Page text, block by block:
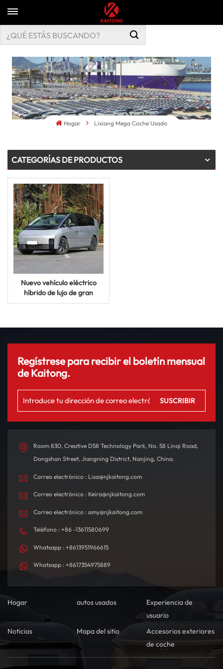
Hogar Lixiang Mega Coche Usado
CATEGORÍAS DE PRODUCTOS
Nuevo vehículo eléctrico
híbrido de lujo de gran
tamaño y autonomía
Regístrese para recibir el boletín mensual
de Kaitong.
Room 830, Creative D58 Technology Park, No. 58 Linqi Road,
Dongshan Street, Jiangning District, Nanjing, China.
Correo electrónico : Lisa@njkaitong.com
Correo electrónico : Keira@njkaitong.com
Correo electrónico : amy@njkaitong.com
Teléfono : +86 -13611580699
Whatsapp : +8613951966615
Whatsapp : +8617354975889
Hogar autos usados
Experiencia de
usuario
Noticias
Mapa del sitio
Accesorios exteriores
de coche